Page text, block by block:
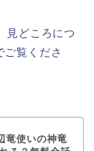
見どころにつ
ご覧くださ
竜使いの神竜